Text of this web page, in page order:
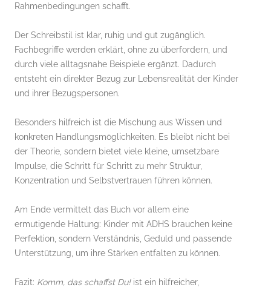
Rahmenbedingungen schafft.
Der Schreibstil ist klar, ruhig und gut zugänglich.
Fachbegriffe werden erklärt, ohne zu überfordern, und
durch viele alltagsnahe Beispiele ergänzt. Dadurch
entsteht ein direkter Bezug zur Lebensrealität der Kinder
und ihrer Bezugspersonen.
Besonders hilfreich ist die Mischung aus Wissen und
konkreten Handlungsmöglichkeiten. Es bleibt nicht bei
der Theorie, sondern bietet viele kleine, umsetzbare
Impulse, die Schritt für Schritt zu mehr Struktur,
Konzentration und Selbstvertrauen führen können.
Am Ende vermittelt das Buch vor allem eine
ermutigende Haltung: Kinder mit ADHS brauchen keine
Perfektion, sondern Verständnis, Geduld und passende
Unterstützung, um ihre Stärken entfalten zu können.
Fazit: Komm, das schaffst Du!ist ein hilfreicher,